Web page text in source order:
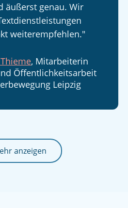
äußerst genau. Wir
weiterempfehlen."
, Mitarbeiterin
Öffentlichkeitsarbeit
Leipzig
anzeigen